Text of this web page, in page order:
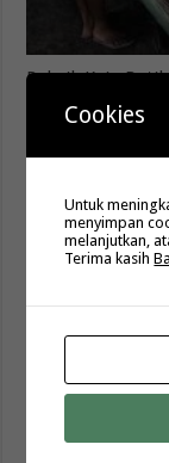
Pabrik Kain
Desember 27, 2021
Peralatan Yang
Cookies
Untuk
menyimpan
melanjutkan,
Terima kasih